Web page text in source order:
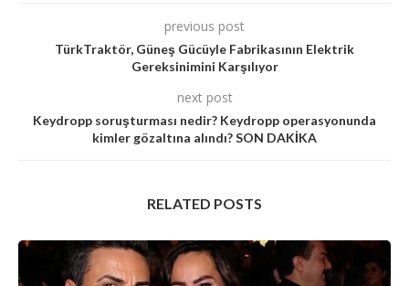
previous post
TürkTraktör, Güneş Gücüyle Fabrikasının Elektrik
Gereksinimini Karşılıyor
next post
Keydropp soruşturması nedir? Keydropp operasyonunda
kimler gözaltına alındı? SON DAKİKA
RELATED POSTS